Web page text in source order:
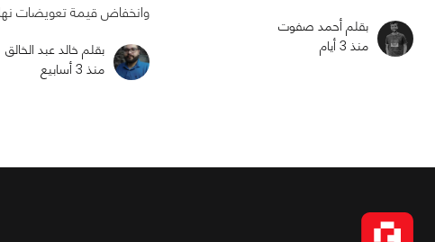
بقلم أحمد صفوت
منذ 3 أيام
وانخفاض قيمة تعويضات
بقلم خالد عبد الخالق
منذ 3 أسابيع